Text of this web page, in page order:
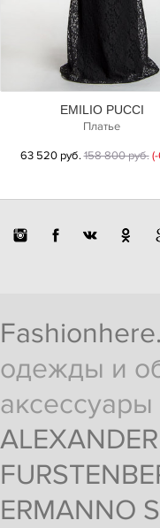
EMILIO PUCCI
Платье
63 520 руб.158 800 руб.
одежды и
ERMANNO